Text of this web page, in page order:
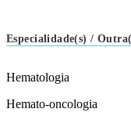
Especialidade(s) /
Hematologia
Hemato-oncologia